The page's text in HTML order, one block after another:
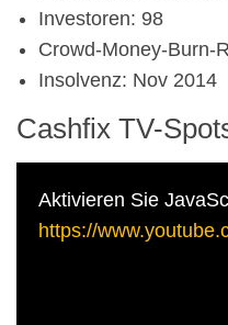
Investoren: 98
Crowd-Money-Burn-
Insolvenz: Nov 2014
Cashfix TV-
Aktivieren Sie
https://